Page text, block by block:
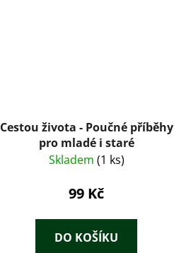
Cestou života - Poučné příběhy
pro mladé i staré
Skladem (1 ks)
99 Kč
DO KOŠÍKU